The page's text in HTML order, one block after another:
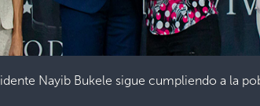
Nayib Bukele sigue cumpliendo a la